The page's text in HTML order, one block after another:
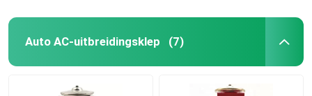
Auto AC-uitbreidingsklep (7)